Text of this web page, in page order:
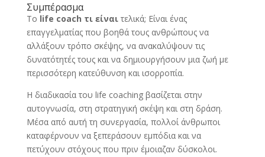
Συμπέρασμα
Το life coach τι είναιτελικά; Είναι ένας
επαγγελματίας που βοηθά τους ανθρώπους να
αλλάξουν τρόπο σκέψης, να ανακαλύψουν τις
δυνατότητές τους και να δημιουργήσουν μια ζωή με
περισσότερη κατεύθυνση και ισορροπία.
Η διαδικασία του life coaching βασίζεται στην
αυτογνωσία, στη στρατηγική σκέψη και στη δράση.
Μέσα από αυτή τη συνεργασία, πολλοί άνθρωποι
καταφέρνουν να ξεπεράσουν εμπόδια και να
πετύχουν στόχους που πριν έμοιαζαν δύσκολοι.